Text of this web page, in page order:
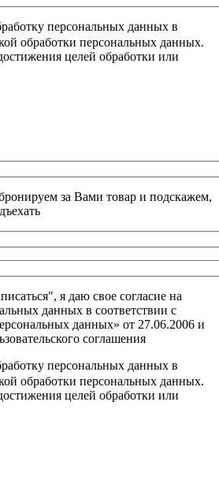
персональных данных в
обработки персональных данных.
целей обработки или
за Вами товар и подскажем,
я даю свое согласие на
данных в соответствии с
данных» от 27.06.2006 и
соглашения
персональных данных в
обработки персональных данных.
целей обработки или